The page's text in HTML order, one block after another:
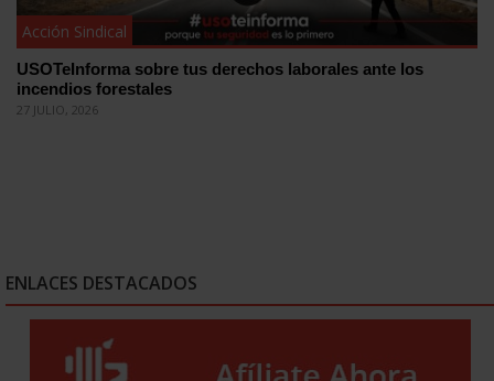
Acción Sindical
USOTeInforma sobre tus derechos laborales ante los
incendios forestales
27 JULIO, 2026
ENLACES DESTACADOS